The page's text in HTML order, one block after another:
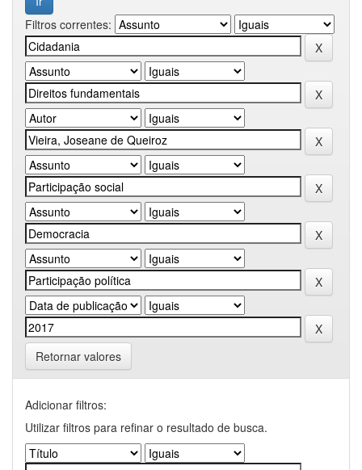
Filtros correntes:
Retornar valores
Adicionar filtros:
Utilizar filtros para refinar o resultado de busca.